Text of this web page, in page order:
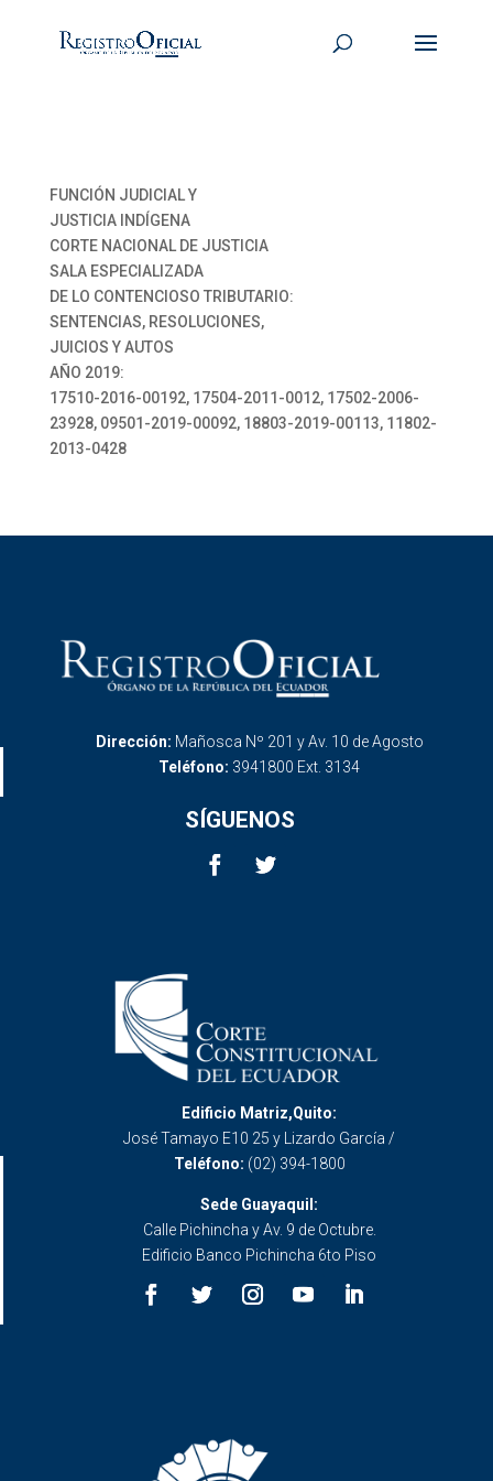
FUNCIÓN JUDICIAL Y
JUSTICIA INDÍGENA
CORTE NACIONAL DE JUSTICIA
SALA ESPECIALIZADA
DE LO CONTENCIOSO TRIBUTARIO:
SENTENCIAS, RESOLUCIONES,
JUICIOS Y AUTOS
AÑO 2019:
17510-2016-00192, 17504-2011-0012, 17502-2006-
23928, 09501-2019-00092, 18803-2019-00113, 11802-
2013-0428
Dirección: Mañosca Nº 201 y Av. 10 de Agosto
Teléfono: 3941800 Ext. 3134
SÍGUENOS
Edificio Matriz,Quito:
José Tamayo E10 25 y Lizardo García /
Teléfono: (02) 394-1800
Sede Guayaquil:
Calle Pichincha y Av. 9 de Octubre.
Edificio Banco Pichincha 6to Piso